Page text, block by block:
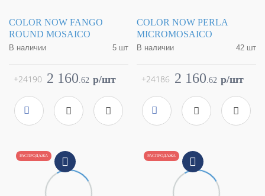
COLOR NOW FANGO
ROUND MOSAICO
В наличии
5 шт
FAP Ceramiche
Страна
Италия
Размер
29.5x32.5
Цвет
серый
Поверхность
матовая
2 160.62 p/шт
+24190
COLOR NOW PERLA
MICROMOSAICO
В наличии
42 шт
FAP Ceramiche
Страна
Италия
Размер
30,5x30,5
Цвет
серый
Поверхность
матовая
2 160.62 p/шт
+24186
РАСПРОДАЖА РАСПРОДАЖА